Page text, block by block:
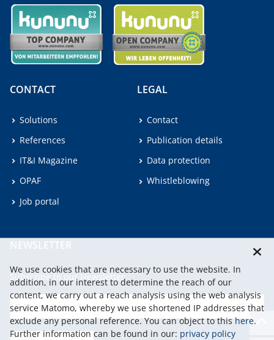
CONTACT
Solutions
References
IT&I Magazine
OPAF
Job portal
LEGAL
Contact
Publication details
Data protection
Whistleblowing
NEWSLETTER
Subscribe to our Newsletter.
We use cookies that are necessary to use the website. In
addition, in our interest to determine the reach of our
content, we carry out a reach analysis using the web analysis
service Matomo, whereby we use shortened IP addresses that
exclude any personal reference. You can object to thishere.
Further information can be found in our: privacy policy